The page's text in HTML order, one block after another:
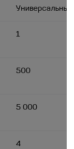
Универсальный
1
500
5 000
4